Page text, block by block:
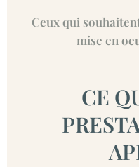
Ceux qui
mise en
CE